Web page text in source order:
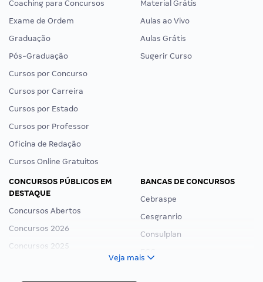
Coaching para Concursos
Exame de Ordem
Graduação
Pós-Graduação
Cursos por Concurso
Cursos por Carreira
Cursos por Estado
Cursos por Professor
Oficina de Redação
Cursos Online Gratuitos
Material Grátis
Aulas ao Vivo
Aulas Grátis
Sugerir Curso
CONCURSOS PÚBLICOS EM
DESTAQUE
Concursos Abertos
Concursos 2026
Concursos 2025
BANCAS DE CONCURSOS
Cebraspe
Cesgranrio
Consulplan
Veja mais